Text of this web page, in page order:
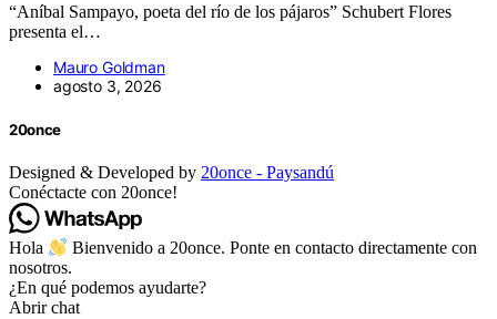
“Aníbal Sampayo, poeta del río de los pájaros” Schubert Flores
presenta el…
Mauro Goldman
agosto 3, 2026
20once
Designed & Developed by 20once - Paysandú
Conéctacte con 20once!
Hola
Bienvenido a 20once. Ponte en contacto directamente con
nosotros.
¿En qué podemos ayudarte?
Abrir chat